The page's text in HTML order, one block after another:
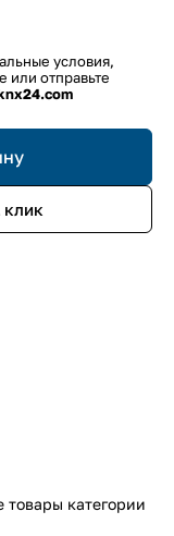
условия,
или отправьте
клик
товары категории